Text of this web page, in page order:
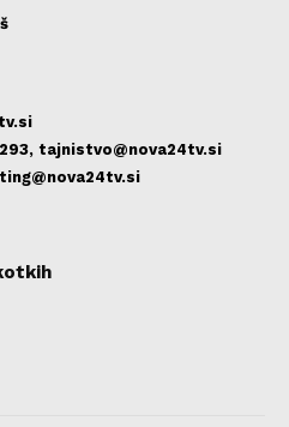
tajnistvo@nova24tv.si